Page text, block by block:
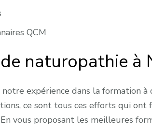
QCM
naturopathie à
expérience dans la formation
ce sont tous ces efforts qui
vous proposant les meilleures